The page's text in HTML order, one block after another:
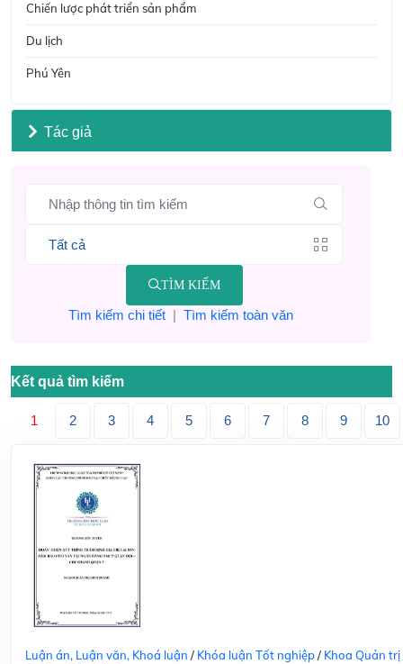
Chiến lược phát triển sản phẩm
Du lịch
Phú Yên
Tác giả
TÌM KIẾM
Tìm kiếm chi tiết| Tìm kiếm toàn văn
Kết quả tìm kiếm
1 2 3 4 5 6 7 8 9 10
Luận án, Luận văn, Khoá luận / Khóa luận Tốt nghiệp/ Khoa Quản trị